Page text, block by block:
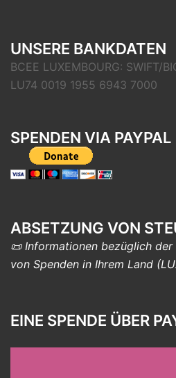
UNSERE BANKDATEN
BCEE LUXEMBOURG: SWIFT/
LU74 0019 1955 6943 7000
SPENDEN VIA PAYPAL
ABSETZUNG VON
📜 Informationen bezüglich
von Spenden in Ihrem Land
EINE SPENDE ÜBER